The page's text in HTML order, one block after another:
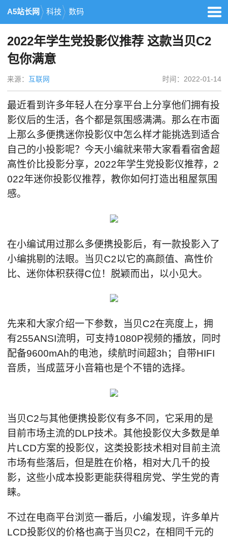
A5站长网 科技 数码
2022年学生党投影仪推荐 这款当贝C2
包你满意
来源： 互联网 时间：2022-01-14
最近看到许多年轻人在分享平台上分享他们拥有投
影仪后的生活，各个都是氛围感满满。那么在市面
上那么多便携迷你投影仪中怎么样才能挑选到适合
自己的小投影呢？今天小编就来带大家看看宿舍超
高性价比投影分享，2022年学生党投影仪推荐，2
022年迷你投影仪推荐，教你如何打造出租屋氛围
感。
在小编试用过那么多便携投影后，有一款投影入了
小编挑剔的法眼。当贝C2以它的高颜值、高性价
比、迷你体积获得C位！脱颖而出，以小见大。
先来和大家介绍一下参数，当贝C2在亮度上，拥
有255ANSI流明，可支持1080P视频的播放，同时
配备9600mAh的电池，续航时间超3h；自带HIFI
音质，当成蓝牙小音箱也是个不错的选择。
当贝C2与其他便携投影仪有多不同，它采用的是
目前市场主流的DLP技术。其他投影仪大多数是单
片LCD方案的投影仪，这类投影技术相对目前主流
市场有些落后，但是胜在价格，相对大几千的投
影，这些小成本投影更能获得租房党、学生党的青
睐。
不过在电商平台浏览一番后，小编发现，许多单片
LCD投影仪的价格也高于当贝C2，在相同千元的